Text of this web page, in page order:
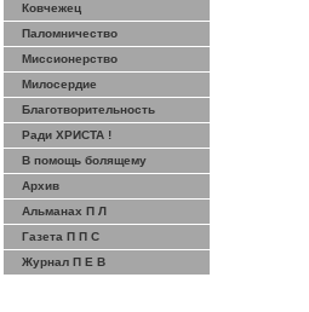
Ковчежец
Паломничество
Миссионерство
Милосердие
Благотворительность
Ради ХРИСТА !
В помощь болящему
Архив
Альманах П Л
Газета П П С
Журнал П Е В